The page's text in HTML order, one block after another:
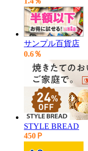
サンプル百貨店
0.6％
STYLE BREAD
450Ｐ